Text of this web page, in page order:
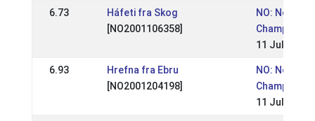
6.73
Háfeti fra Skog
[NO2001106358]
NO:
11 Jul 2010
6.93
Hrefna fra Ebru
[NO2001204198]
NO:
11 Jul 2010